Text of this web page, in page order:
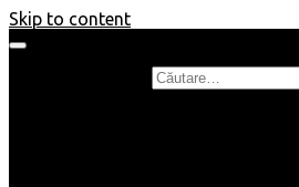
Skip to content